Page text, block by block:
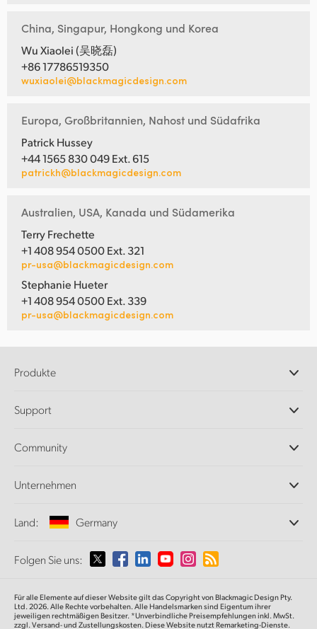
China, Singapur, Hongkong und Korea
Wu Xiaolei (吴晓磊)
+86 17786519350
wuxiaolei@blackmagicdesign.com
Europa, Großbritannien, Nahost und Südafrika
Patrick Hussey
+44 1565 830 049 Ext. 615
patrickh@blackmagicdesign.com
Australien, USA, Kanada und Südamerika
Terry Frechette
+1 408 954 0500 Ext. 321
pr-usa@blackmagicdesign.com
Stephanie Hueter
+1 408 954 0500 Ext. 339
pr-usa@blackmagicdesign.com
Produkte
DaVinci Resolve und Fusion Software
Ultimatte
Aufzeichnung und Wiedergabe
Norm- und Formatwandlung
Netzwerkspeicher
Signalverteilung und Distribution
Streaming und Encoding
Support
Support-Center
Community
Unternehmen
Informationen über uns
Medien
Land: Germany
Wählen Sie Ihr Land aus
Australia
Folgen Sie uns:
Für alle Elemente auf dieser Website gilt das Copyright von Blackmagic Design Pty.
Ltd. 2026. Alle Rechte vorbehalten. Alle Handelsmarken sind Eigentum ihrer
jeweiligen rechtmäßigen Besitzer. *Unverbindliche Preisempfehlungen inkl. MwSt.
zzgl. Versand- und Zustellungskosten. Diese Website nutzt Remarketing-Dienste.